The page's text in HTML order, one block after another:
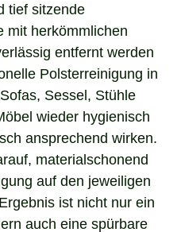
tief sitzende
mit herkömmlichen
entfernt werden
Polsterreinigung in
Sessel, Stühle
wieder hygienisch
ansprechend wirken.
materialschonend
auf den jeweiligen
ist nicht nur ein
auch eine spürbare